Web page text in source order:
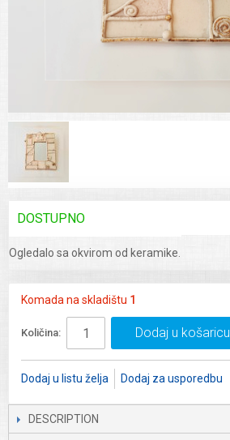
DOSTUPNO
Ogledalo sa okvirom od keramike.
Komada na skladištu 1
Količina: Dodaj u košaricu
Dodaj u listu želja Dodaj za usporedbu
DESCRIPTION